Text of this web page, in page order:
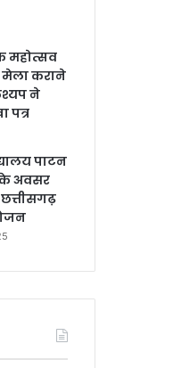
महोत्सव
मेला कराने
ने
पत्र
पाटन
अवसर